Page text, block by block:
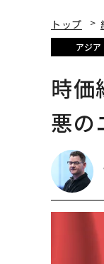
トップ
アジア
時価
悪の